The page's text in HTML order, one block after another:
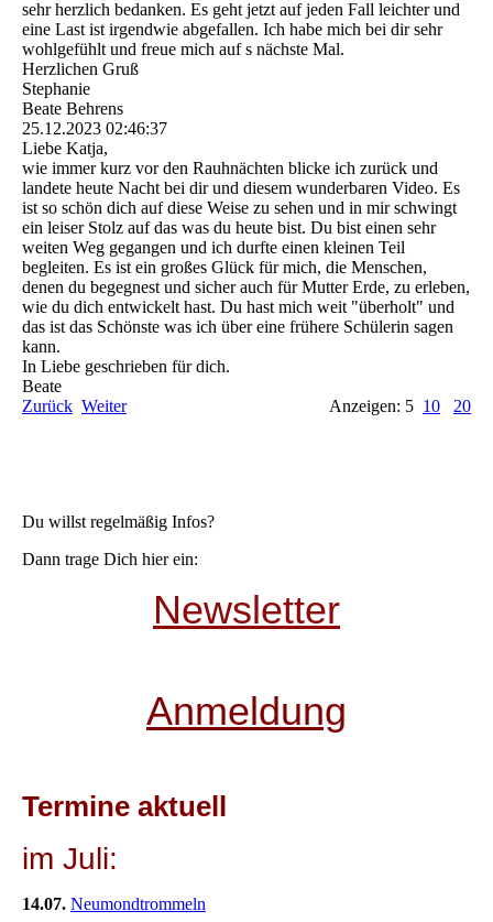
sehr herzlich bedanken. Es geht jetzt auf jeden Fall leichter und
eine Last ist irgendwie abgefallen. Ich habe mich bei dir sehr
wohlgefühlt und freue mich auf s nächste Mal.
Herzlichen Gruß
Stephanie
Beate Behrens
25.12.2023 02:46:37
Liebe Katja,
wie immer kurz vor den Rauhnächten blicke ich zurück und
landete heute Nacht bei dir und diesem wunderbaren Video. Es
ist so schön dich auf diese Weise zu sehen und in mir schwingt
ein leiser Stolz auf das was du heute bist. Du bist einen sehr
weiten Weg gegangen und ich durfte einen kleinen Teil
begleiten. Es ist ein großes Glück für mich, die Menschen,
denen du begegnest und sicher auch für Mutter Erde, zu erleben,
wie du dich entwickelt hast. Du hast mich weit "überholt" und
das ist das Schönste was ich über eine frühere Schülerin sagen
kann.
In Liebe geschrieben für dich.
Beate
Zurück Weiter Anzeigen: 5 10 20
Du willst regelmäßig Infos?
Dann trage Dich hier ein:
Newsletter
Anmeldung
Termine aktuell
im Juli:
14.07. Neumondtrommeln